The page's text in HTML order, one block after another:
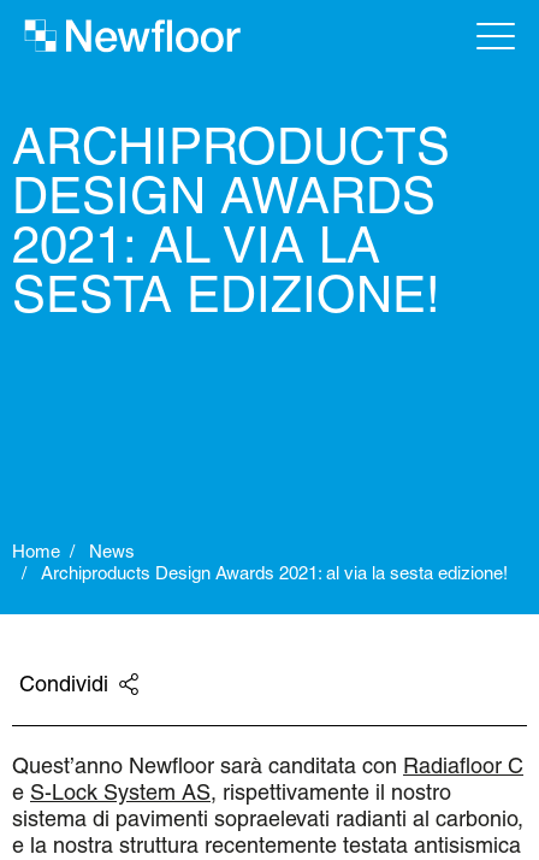
ARCHIPRODUCTS
DESIGN AWARDS
2021: AL VIA LA
SESTA EDIZIONE!
Home
News
Archiproducts Design Awards 2021: al via la sesta edizione!
Condividi
Quest’anno Newfloor sarà canditata con Radiafloor C
e S-Lock System AS, rispettivamente il nostro
sistema di pavimenti sopraelevati radianti al carbonio,
e la nostra struttura recentemente testata antisismica